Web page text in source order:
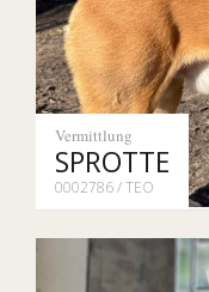
Vermittlung
SPROTTE
0002786 / TEO